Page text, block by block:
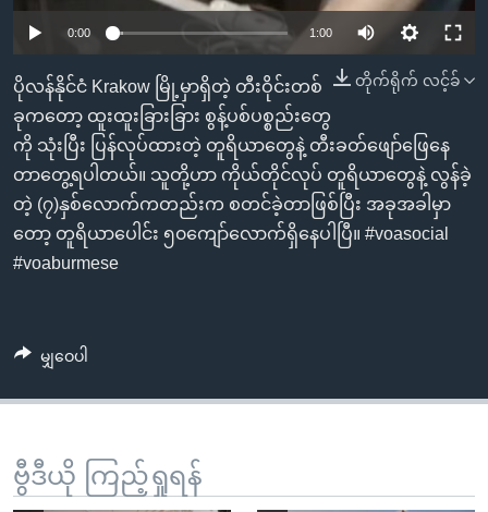
ကျော်
ရန်
0:00 1:00
တိုက်ရိုက် လင့်ခ်
ပိုလန်နိုင်ငံ Krakow မြို့မှာရှိတဲ့ တီးဝိုင်းတစ်
ခုကတော့ ထူးထူးခြားခြား စွန့်ပစ်ပစ္စည်းတွေ
ကို သုံးပြီး ပြန်လုပ်ထားတဲ့ တူရိယာတွေနဲ့ တီးခတ်ဖျော်ဖြေနေ
တာတွေ့ရပါတယ်။ သူတို့ဟာ ကိုယ်တိုင်လုပ် တူရိယာတွေနဲ့ လွန်ခဲ့
တဲ့ (၇)နှစ်လောက်ကတည်းက စတင်ခဲ့တာဖြစ်ပြီး အခုအခါမှာ
တော့ တူရိယာပေါင်း ၅၀ကျော်လောက်ရှိနေပါပြီ။ #voasocial
#voaburmese
မျှဝေပါ
ဗွီဒီယို ကြည့်ရှုရန်